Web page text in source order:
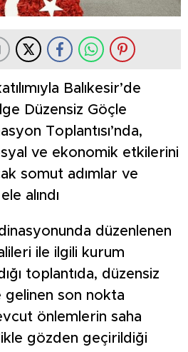
Balıkesir’de
Düzensiz Göçle
Toplantısı’nda,
ve ekonomik etkilerini
somut adımlar ve
alındı
düzenlenen
ile ilgili kurum
toplantıda, düzensiz
son nokta
önlemlerin saha
gözden geçirildiği